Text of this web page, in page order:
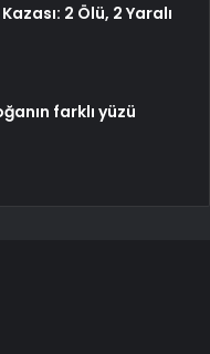
2 Ölü, 2 Yaralı
farklı yüzü